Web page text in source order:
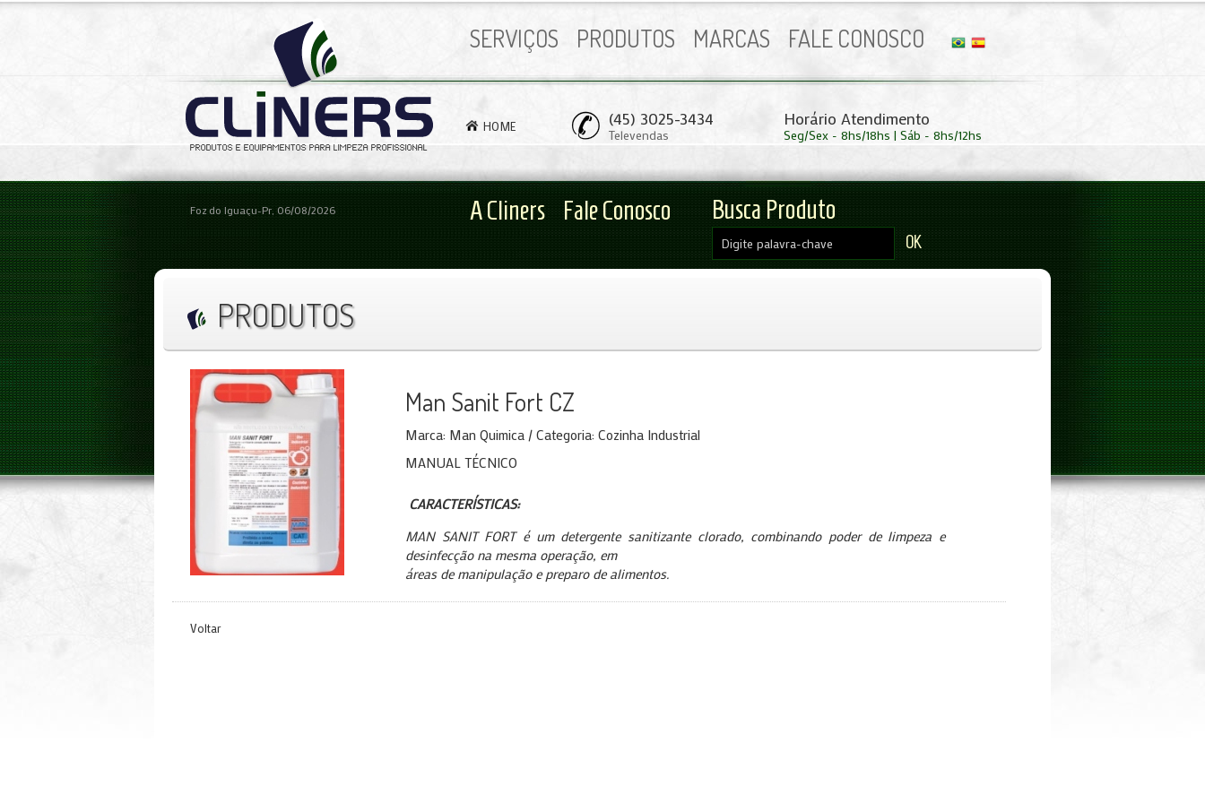
SERVIÇOS PRODUTOS MARCAS FALE CONOSCO
HOME (45) 3025-3434
Televendas
Horário Atendimento
Seg/Sex - 8hs/18hs | Sáb - 8hs/12hs
Foz do Iguaçu-Pr, 06/08/2026 A Cliners Fale Conosco Busca Produto
OK
PRODUTOS
Man Sanit Fort CZ
Marca: Man Quimica / Categoria: Cozinha Industrial
MANUAL TÉCNICO
CARACTERÍSTICAS:
MAN SANIT FORT é um detergente sanitizante clorado, combinando poder de limpeza e
desinfecção na mesma operação, em
áreas de manipulação e preparo de alimentos.
Voltar